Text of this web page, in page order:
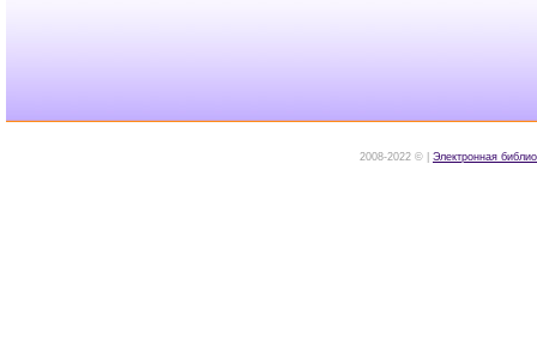
2008-2022 © | Электронная